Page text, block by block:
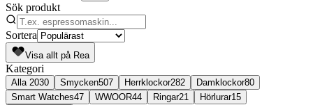
Sök produkt
Sortera
Visa allt på Rea
Kategori
Alla 2030 Smycken507 Herrklockor282 Damklockor80
Smart Watches47 WWOOR44 Ringar21 Hörlurar15